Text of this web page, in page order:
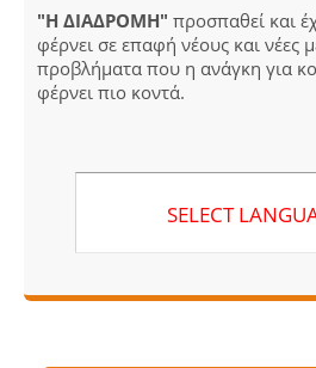
"Η ΔΙΑΔΡΟΜΗ" προσπαθεί και
φέρνει σε επαφή νέους και νέες
προβλήματα που η ανάγκη για
φέρνει πιο κοντά.
SELECT